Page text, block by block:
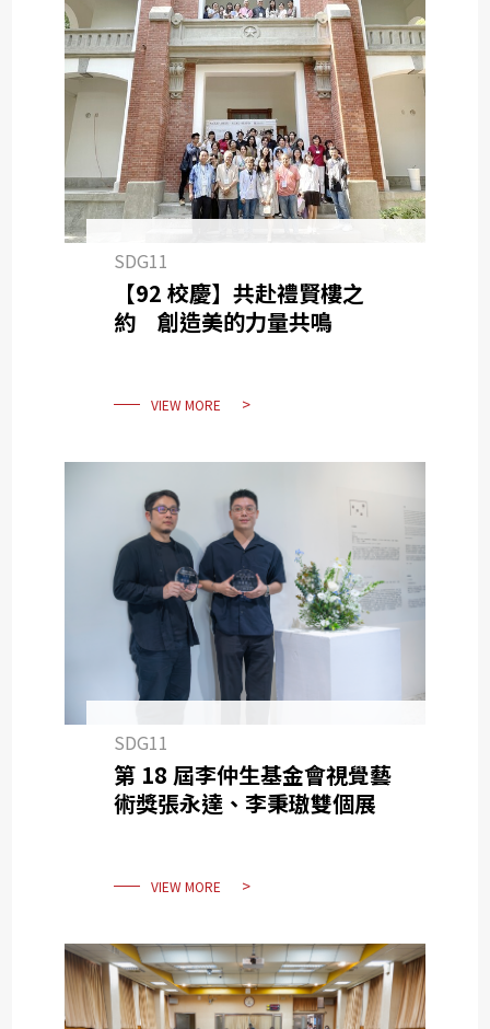
SDG11
【92 校慶】共赴禮賢樓之
約 創造美的力量共鳴
VIEW MORE
SDG11
第 18 屆李仲生基金會視覺藝
術獎張永達、李秉璈雙個展
VIEW MORE